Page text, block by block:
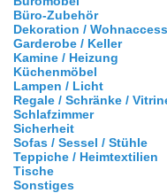
Büro-Zubehör
Dekoration /
Garderobe / Keller
Kamine / Heizung
Küchenmöbel
Lampen / Licht
Regale / Schränke /
Schlafzimmer
Sicherheit
Sofas / Sessel / Stühle
Teppiche / Heimtextilien
Tische
Sonstiges